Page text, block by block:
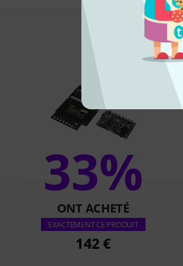
33%
ONT ACHETÉ
EXACTEMENT CE PRODUIT
142 €